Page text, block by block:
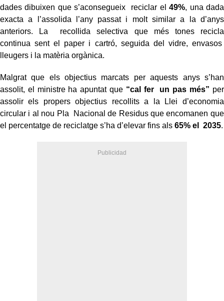
dades dibuixen que s’aconsegueix reciclar el49%, una dada
exacta a l’assolida l’any passat i molt similar a la d’anys
anteriors. La recollida selectiva que més tones recicla
continua sent el paper i cartró, seguida del vidre, envasos
lleugers i la matèria orgànica.
Malgrat que els objectius marcats per aquests anys s’han
assolit, el ministre ha apuntat que “cal fer un pas més” per
assolir els propers objectius recollits a la Llei d’economia
circular i al nou Pla Nacional de Residus que encomanen que
el percentatge de reciclatge s’ha d’elevar fins als 65% el 2035.